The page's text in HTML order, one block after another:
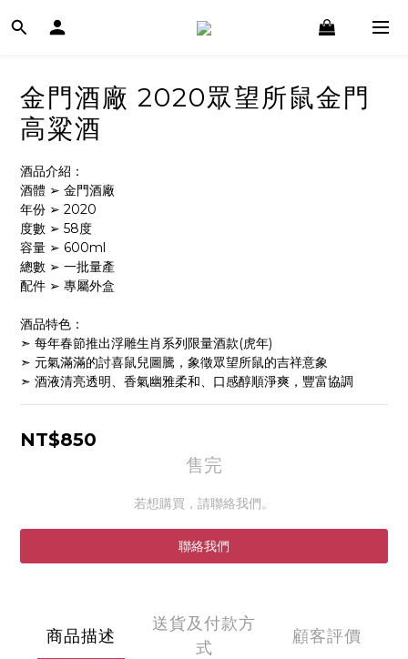
金門酒廠 2020眾望所鼠金門
高粱酒
酒品介紹：
酒體 ➢ 金門酒廠
年份 ➢ 2020
度數 ➢ 58度
容量 ➢ 600ml
總數 ➢ 一批量產
配件 ➢ 專屬外盒
酒品特色：
➣ 每年春節推出浮雕生肖系列限量酒款(虎年)
➣ 元氣滿滿的討喜鼠兒圖騰，象徵眾望所鼠的吉祥意象
➣ 酒液清亮透明、香氣幽雅柔和、口感醇順淨爽，豐富協調
NT$850
售完
若想購買，請聯絡我們。
聯絡我們
商品描述
送貨及付款方
式
顧客評價